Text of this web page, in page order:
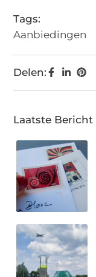
Tags:
Aanbiedingen
Delen:
Laatste Bericht